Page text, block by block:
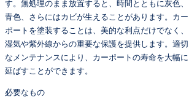
す。無処理のまま放置すると、時間とともに灰色、
青色、さらにはカビが生えることがあります。カー
ポートを塗装することは、美的な利点だけでなく、
湿気や紫外線からの重要な保護を提供します。適切
なメンテナンスにより、カーポートの寿命を大幅に
延ばすことができます。
必要なもの